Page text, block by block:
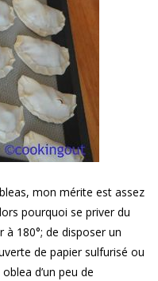
mon mérite est assez
pourquoi se priver du
180°; de disposer un
de papier sulfurisé ou
d’un peu de